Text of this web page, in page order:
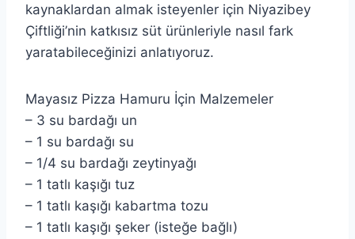
kaynaklardan almak isteyenler için Niyazibey
Çiftliği’nin katkısız süt ürünleriyle nasıl fark
yaratabileceğinizi anlatıyoruz.
Mayasız Pizza Hamuru İçin Malzemeler
– 3 su bardağı un
– 1 su bardağı su
– 1/4 su bardağı zeytinyağı
– 1 tatlı kaşığı tuz
– 1 tatlı kaşığı kabartma tozu
– 1 tatlı kaşığı şeker (isteğe bağlı)